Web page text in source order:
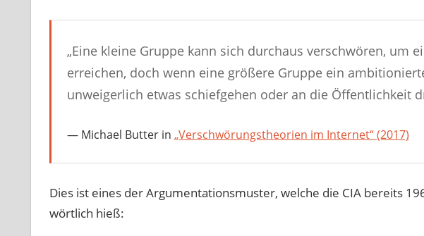
„Eine kleine Gruppe kann sich durchaus verschwören, um
erreichen, doch wenn eine größere Gruppe ein
unweigerlich etwas schiefgehen oder an die Öffentlichkeit
Michael Butter in „Verschwörungstheorien im Internet“ (2017)
Dies ist eines der Argumentationsmuster, welche die CIA bereits
wörtlich hieß: